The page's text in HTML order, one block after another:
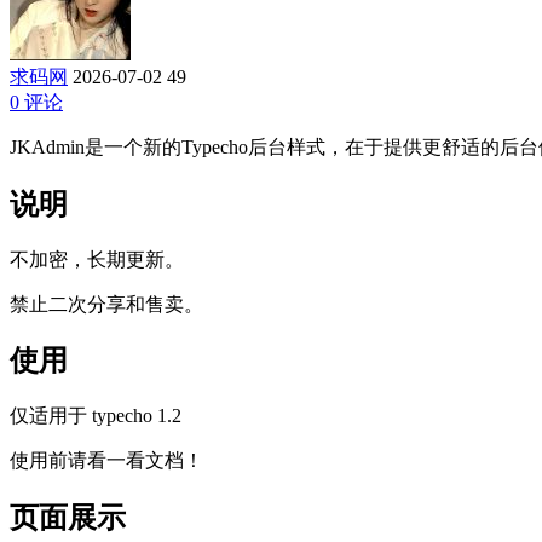
求码网 2026-07-02 49
0 评论
JKAdmin是一个新的Typecho后台样式，在于提供更舒适的后
说明
不加密，长期更新。
禁止二次分享和售卖。
使用
仅适用于 typecho 1.2
使用前请看一看文档！
页面展示